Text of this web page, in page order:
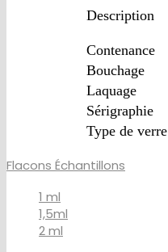
Description
Contenance
Bouchage
Laquage
Sérigraphie
Type de verre
Flacons Échantillons
1 ml
1,5ml
2 ml